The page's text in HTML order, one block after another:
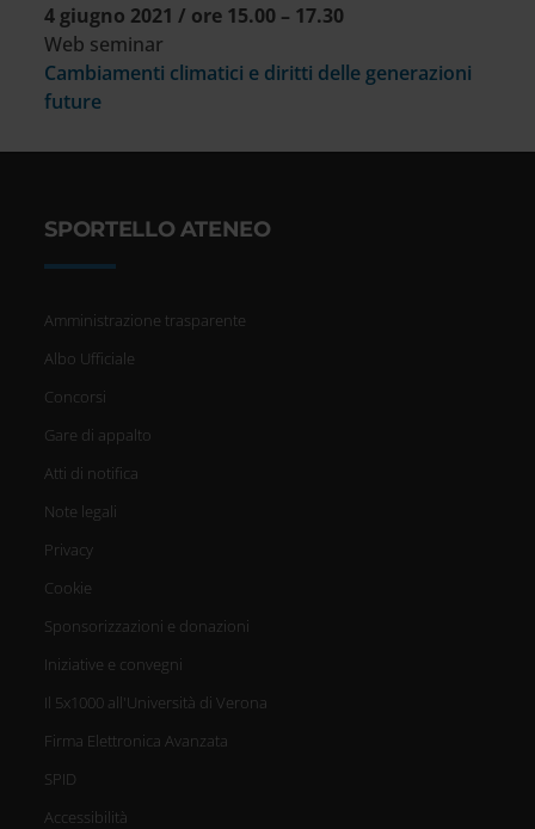
4 giugno 2021 / ore 15.00 – 17.30
Web seminar
Cambiamenti climatici e diritti delle generazioni
future
SPORTELLO ATENEO
Amministrazione trasparente
Albo Ufficiale
Concorsi
Gare di appalto
Atti di notifica
Note legali
Privacy
Cookie
Sponsorizzazioni e donazioni
Iniziative e convegni
Il 5x1000 all'Università di Verona
Firma Elettronica Avanzata
SPID
Accessibilità